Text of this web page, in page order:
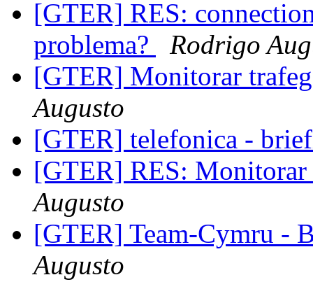
[GTER] RES:
problema?
Rodrigo
[GTER] Monitorar
Augusto
[GTER] telefonica -
[GTER] RES:
Augusto
[GTER] Team-Cymru -
Augusto